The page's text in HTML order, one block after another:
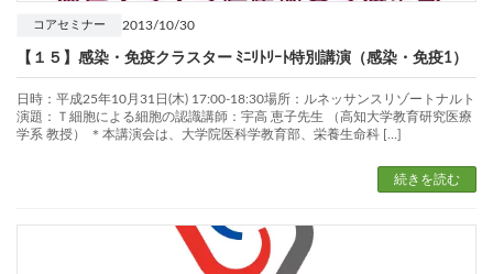
2013/10/30
コアセミナー
【１５】感染・免疫クラスター ﾐﾆﾘﾄﾘｰﾄ特別講演（感染・免疫1）
日時：平成25年10月31日(木) 17:00-18:30場所：ルネッサンスリゾートナルト
演題：Ｔ細胞による細胞の認識講師：宇高 恵子先生 （高知大学教育研究医療
学系 教授） ＊本講演会は、大学院医科学教育部、栄養生命科 […]
続きを読む